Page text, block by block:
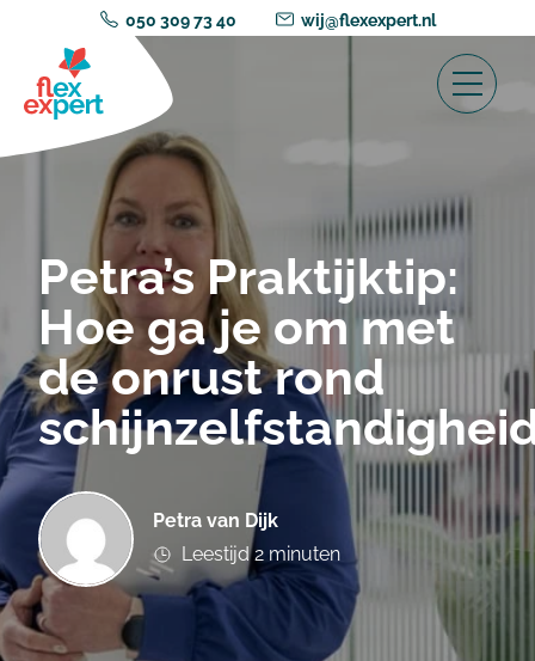
050 309 73 40 wij@flexexpert.nl
Petra’s Praktijktip:
Hoe ga je om met
de onrust rond
Petra van Dijk
Leestijd 2 minuten